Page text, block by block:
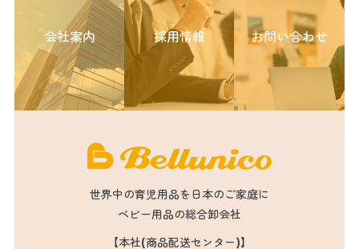
会社案内 採用情報 お問い合わせ
世界中の育児用品を日本のご家庭に
ベビー用品の総合卸会社
【本社(商品配送センター)】